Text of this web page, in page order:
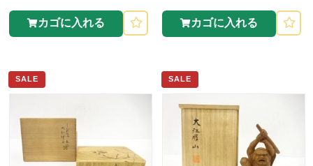
カゴに入れる カゴに入れる
SALE SALE